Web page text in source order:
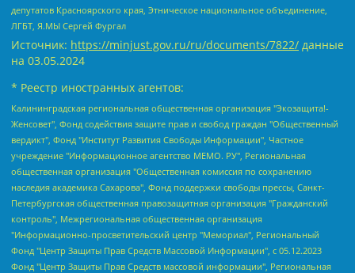
депутатов Красноярского края, Этническое национальное объединение,
ЛГБТ, Я.МЫ Сергей Фургал
Источник: https://minjust.gov.ru/ru/documents/7822/ данные
на 03.05.2024
* Реестр иностранных агентов:
Калининградская региональная общественная организация "Экозащита!-Женсовет", Фонд содействия защите прав и свобод граждан "Общественный вердикт", Фонд "Институт Развития Свободы Информации", Частное учреждение "Информационное агентство МЕМО. РУ", Региональная общественная организация "Общественная комиссия по сохранению наследия академика Сахарова", Фонд поддержки свободы прессы, Санкт-Петербургская общественная правозащитная организация "Гражданский контроль", Межрегиональная общественная организация "Информационно-просветительский центр "Мемориал", Региональный Фонд "Центр Защиты Прав Средств Массовой Информации", с 05.12.2023 Фонд "Центр Защиты Прав Средств массовой информации", Региональная общественная благотворительная организация помощи беженцам и мигрантам "Гражданское содействие", Негосударственное образовательное учреждение дополнительного профессионального образования (повышение квалификации) специалистов "АКАДЕМИЯ ПО ПРАВАМ ЧЕЛОВЕКА", Свердловская региональная общественная организация "Сутяжник", Автономная некоммерческая организация "Центр независимых социологических исследований", Союз общественных объединений "Российский исследовательский центр по правам человека", Региональное общественное учреждение научно-информационный центр "МЕМОРИАЛ", Некоммерческая организация "Фонд защиты гласности", Автономная некоммерческая организация "Институт прав человека", Городская общественная организация "Екатеринбургское общество "МЕМОРИАЛ", Городская общественная организация "Рязанское историко-просветительское и правозащитное общество "Мемориал" (Рязанский Мемориал), Челябинский региональный орган общественной самодеятельности – женское общественное объединение "Женщины Евразии", Челябинский региональный орган общественной самодеятельности "Уральская правозащитная группа", Фонд содействия защите здоровья и социальной справедливости имени Андрея Рылькова, Автономная Некоммерческая Организация "Аналитический Центр Юрия Левады", Автономная некоммерческая организация социальной поддержки населения "Проект Апрель", Региональная общественная организация помощи женщинам и детям, находящимся в кризисной ситуации "Информационно-методический центр "Анна", Фонд содействия развитию массовых коммуникаций и правовому просвещению "Так-так-Так", Фонд содействия устойчивому развитию "Серебряная тайга", Свердловский региональный общественный фонд социальных проектов "Новое время", "Idel.Реалии", Кавказ.Реалии, Крым.Реалии, Телеканал Настоящее Время, Татаро-башкирская служба Радио Свобода (Azatliq Radiosi), Радио Свободная Европа/Радио Свобода (PCE/PC), "Сибирь.Реалии", "Фактограф", Благотворительный фонд помощи осужденным и их семьям, Автономная некоммерческая организация "Институт глобализации и социальных движений", Фонд "В защиту прав заключенных", Частное учреждение "Центр поддержки и содействия развитию средств массовой информации", Пензенский региональный общественный благотворительный фонд "Гражданский союз", "Север.Реалии", Некоммерческая организация Фонд "Правовая инициатива", Общество с ограниченной ответственностью "Радио Свободная Европа/Радио Свобода", Чешское информационное агентство "MEDIUM-ORIENT", Красноярская региональная общественная организация "Мы против СПИДа", Камалягин Денис Николаевич, Маркелов Сергей Евгеньевич, Пономарев Лев Александрович, Савицкая Людмила Алексеевна, Автономная некоммерческая организация "Центр по работе с проблемой насилия "НАСИЛИЮ.НЕТ", Межрегиональный профессиональный союз работников здравоохранения "Альянс врачей", Юридическое лицо, зарегистрированное в Латвийской Республике, SIA "Medusa Project" (регистрационный номер 40103797863, дата регистрации 10.06.2014), Некоммерческая организация "Фонд по борьбе с коррупцией", Автономная некоммерческая организация "Институт права и публичной политики", Баданин Роман Сергеевич, Гликин Максим Александрович, Железнова Мария Михайловна, Лукьянова Юлия Сергеевна, Маетная Елизавета Витальевна, Маняхин Петр Борисович, Чуракова Ольга Владимировна, Ярош Юлия Петровна, Юридическое лицо "The Insider SIA", зарегистрированное в Риге, Латвийская Республика (дата регистрации 26.06.2015), являющееся администратором доменного имени интернет-издания "The Insider SIA", https://theins.ru, Постернак Алексей Евгеньевич, Рубин Михаил Аркадьевич, Анин Роман Александрович, Юридическое лицо Istories fonds, зарегистрированное в Латвийской Республике (регистрационный номер 50008295751, дата регистрации 24.02.2020), Великовский Дмитрий Александрович, Долинина Ирина Николаевна, Мароховская Алеся Алексеевна, Шлейнов Роман Юрьевич, Шмагун Олеся Валентиновна, Общество с ограниченной ответственностью "Альтаир 2021", Общество с ограниченной ответственностью "Вега 2021", Общество с ограниченной ответственностью "Главный редактор 2021", Общество с ограниченной ответственностью "Ромашки монолит", Важенков Артем Валерьевич, Ивановская областная общественная организация "Центр гендерных исследований", Гурман Юрий Альбертович, Медиапроект "ОВД-Инфо", Егоров Владимир Владимирович, Жилинский Владимир Александрович, Общество с ограниченной ответственностью "ЗП", Иванова София Юрьевна, Карезина Инна Павловна, Кильтау Екатерина Викторовна, Петров Алексей Викторович, Пискунов Сергей Евгеньевич, Смирнов Сергей Сергеевич, Тихонов Михаил Сергеевич, Общество с ограниченной ответственностью "ЖУРНАЛИСТ-ИНОСТРАННЫЙ АГЕНТ", Арапова Галина Юрьевна, Вольтская Татьяна Анатольевна, Американская компания "Mason G.E.S. Anonymous Foundation" (США), являющаяся владельцем интернет-издания https://mnews.world/, Компания "Stichting Bellingcat", зарегистрированная в Нидерландах (дата регистрации 11.07.2018), Захаров Андрей Вячеславович, Клепиковская Екатерина Дмитриевна, Общество с ограниченной ответственностью "МЕМО", Перл Роман Александрович, Симонов Евгений Алексеевич, Соловьева Елена Анатольевна, Сотников Даниил Владимирович, Сурначева Елизавета Дмитриевна, Автономная некоммерческая организация по защите прав человека и информированию населения "Якутия – Наше Мнение", Общество с ограниченной ответственностью "Москоу диджитал медиа", с 26.01.2023 Общество с ограниченной ответственностью "Чайка Белые сады", Ветошкина Валерия Валерьевна, Заговора Максим Александрович, Межрегиональное общественное движение "Российская ЛГБТ - сеть", Оленичев Максим Владимирович, Павлов Иван Юрьевич, Скворцова Елена Сергеевна, Общество с ограниченной ответственностью "Как бы инагент", Кочетков Игорь Викторович, Общество с ограниченной ответственностью "Честные выборы", Еланчик Олег Александрович, Общество с ограниченной ответственностью "Нобелевский призыв", Гималова Регина Эмилевна, Григорьев Андрей Валерьевич, Григорьева Алина Александровна, Ассоциация по содействию защите прав призывников, альтернативнослужащих и военнослужащих "Правозащитная группа "Гражданин.Армия.Право", Хисамова Регина Фаритовна, Автономная некоммерческая организация по реализации социально-правовых программ "Лилит", Дальневосточное общественное движение "Маяк", Санкт-Петербургская ЛГБТ-инициативная группа "Выход", Инициативная группа ЛГБТ+ "Реверс", Алексеев Андрей Викторович, Бекбулатова Таисия Львовна, Беляев Иван Михайлович, Владыкина Елена Сергеевна, Гельман Марат Александрович, Никульшина Вероника Юрьевна, Толоконникова Надежда Андреевна, Шендерович Виктор Анатольевич, Общество с ограниченной ответственностью "Данное сообщение", Общество с ограниченной ответственностью Издательский дом "Новая глава", Айнбиндер Александра Александровна, Московский комьюнити-центр для ЛГБТ+инициатив, Благотворительный фонд развития филантропии, Deutsche Welle (Германия, Kurt-Schumacher-Strasse 3, 53113 Bonn), Борзунова Мария Михайловна, Воробьев Виктор Викторович, Голубева Анна Львовна, Константинова Алла Михайловна, Малкова Ирина Владимировна, Мурадов Мурад Абдулгалимович, Осетинская Елизавета Николаевна, Понасенков Евгений Николаевич, Ганапольский Матвей Юрьевич, Киселев Евгений Алексеевич, Борухович Ирина Григорьевна, Дремин Иван Тимофеевич, Дубровский Дмитрий Викторович, Красноярская региональная общественная организация поддержки и развития альтернативных образовательных технологий и межкультурных коммуникаций "ИНТЕРРА", Маяковская Екатерина Алексеевна, Фейгин Марк Захарович, Филимонов Андрей Викторович, Дзугкоева Регина Николаевна, Доброхотов Роман Александрович, Дудь Юрий Александрович, Елкин Сергей Владимирович, Кругликов Кирилл Игоревич, Сабунаева Мария Леонидовна, Семенов Алексей Владимирович, Шаинян Карен Багратович, Шульман Екатерина Михайловна, Асафьев Артур Валерьевич, Вахштайн Виктор Семенович, Венедиктов Алексей Алексеевич, Лушникова Екатерина Евгеньевна, Волков Леонид Михайлович, Невзоров Александр Глебович, Пархоменко Сергей Борисович, Сироткин Ярослав Николаевич, Кара-Мурза Владимир Владимирович, Баранова Наталья Владимировна, Гозман Леонид Яковлевич, Кагарлицкий Борис Юльевич, Климарев Михаил Валерьевич, Милов Владимир Станиславович, Автономная некоммерческая организация Краснодарский центр современного искусства "Типография", Моргенштерн Алишер Тагирович, Соболь Любовь Эдуардовна, Общество с ограниченной ответственностью "ЛИЗА НОРМ", Каспаров Гарри Кимович, Ходорковский Михаил Борисович, Общество с ограниченной ответственностью "Апрельские тезисы", Данилович Ирина Брониславовна, Кашин Олег Владимирович, Петров Николай Владимирович, Пивоваров Алексей Владимирович, Соколов Михаил Владимирович, Цветкова Юлия Владимировна, Чичваркин Евгений Александрович, Комитет против пыток/Команда против пыток, Общество с ограниченной ответственностью "Первый научный", Общество с ограниченной ответственностью "Вертолет и ко", Белоцерковская Вероника Борисовна, Кац Максим Евгеньевич, Лазарева Татьяна Юрьевна, Шаведдинов Руслан Табризович, Яшин Илья Валерьевич, Общество с ограниченной ответственностью "Иноагент ААВ", Алешковский Дмитрий Петрович, Альбац Евгения Марковна, Быков Дмитрий Львович, Галямина Юлия Евгеньевна, Лойко Сергей Леонидович, Мартынов Кирилл Константинович, Медведев Сергей Александрович, Крашенинников Федор Геннадиевич, Гордеева Катерина Вл